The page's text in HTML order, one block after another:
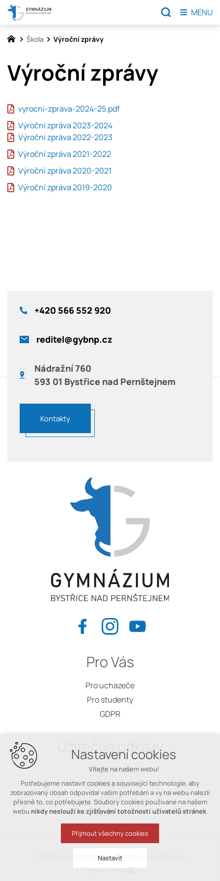
Škola Výroční zprávy
Výroční zprávy
vyrocni-zprava-2024-25.pdf
Výroční zpráva 2023-2024
Výroční zpráva 2022-2023
Výroční zpráva 2021-2022
Výroční zpráva 2020-2021
Výroční zpráva 2019-2020
+420 566 552 920
reditel@gybnp.cz
Nádražní 760
593 01 Bystřice nad Pernštejnem
Kontakty
Pro Vás
Pro uchazeče
Pro studenty
GDPR
Užitečné odkazy
Škola online
Školní pošta
Jídelna
Linktree
© 2026 Copyright Gymnázium Bystřice nad Pernštejnem
Vytvořil xart.cz
MENU
Nastavení cookies
Vítejte na našem webu!
Potřebujeme nastavit cookies a související technologie, aby
zobrazovaný obsah odpovídal vašim potřebám a vy na webu nalezli
přesně to, co potřebujete. Soubory cookies používané na našem
webu nikdy neslouží ke zjišťování totožnosti uživatelů stránek.
Přijmout všechny cookies
Nastavit